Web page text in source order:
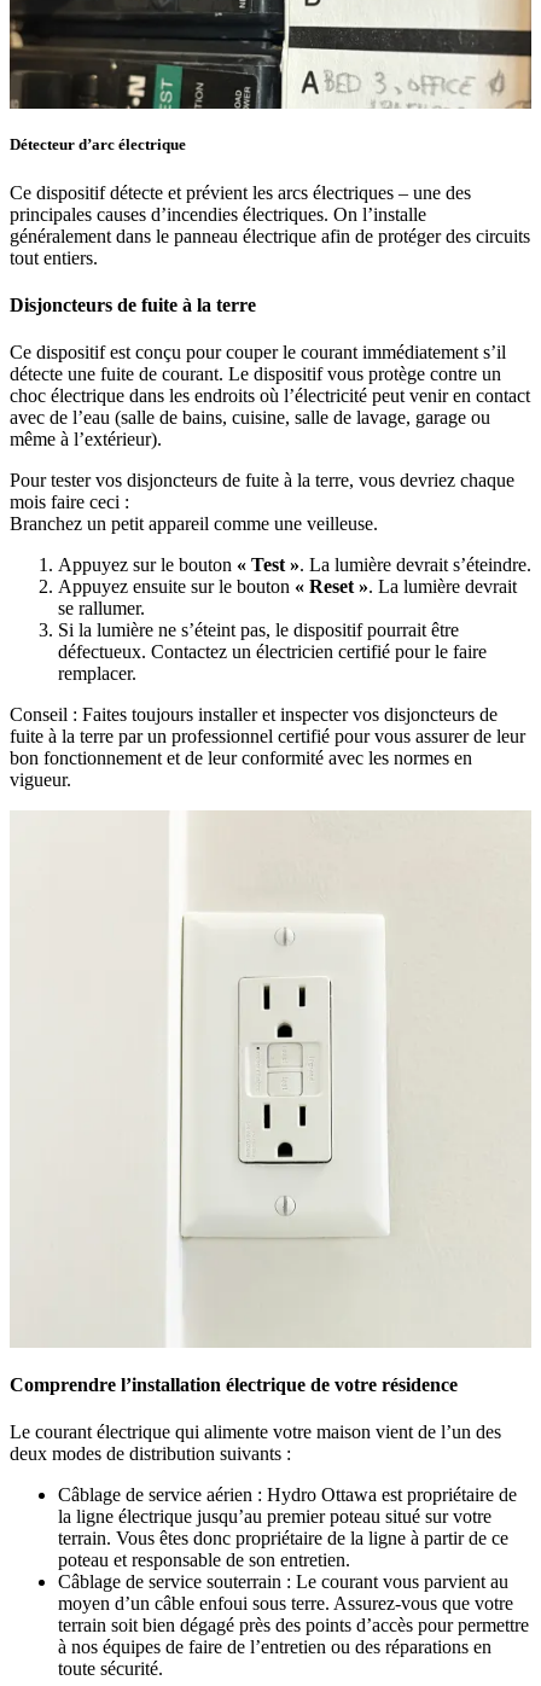
Détecteur d’arc électrique
Ce dispositif détecte et prévient les arcs électriques – une des
principales causes d’incendies électriques. On l’installe
généralement dans le panneau électrique afin de protéger des circuits
tout entiers.
Disjoncteurs de fuite à la terre
Ce dispositif est conçu pour couper le courant immédiatement s’il
détecte une fuite de courant. Le dispositif vous protège contre un
choc électrique dans les endroits où l’électricité peut venir en contact
avec de l’eau (salle de bains, cuisine, salle de lavage, garage ou
même à l’extérieur).
Pour tester vos disjoncteurs de fuite à la terre, vous devriez chaque
mois faire ceci :
Branchez un petit appareil comme une veilleuse.
Appuyez sur le bouton « Test ». La lumière devrait s’éteindre.
Appuyez ensuite sur le bouton « Reset ». La lumière devrait
se rallumer.
Si la lumière ne s’éteint pas, le dispositif pourrait être
défectueux. Contactez un électricien certifié pour le faire
remplacer.
Conseil : Faites toujours installer et inspecter vos disjoncteurs de
fuite à la terre par un professionnel certifié pour vous assurer de leur
bon fonctionnement et de leur conformité avec les normes en
vigueur.
Comprendre l’installation électrique de votre résidence
Le courant électrique qui alimente votre maison vient de l’un des
deux modes de distribution suivants :
Câblage de service aérien : Hydro Ottawa est propriétaire de
la ligne électrique jusqu’au premier poteau situé sur votre
terrain. Vous êtes donc propriétaire de la ligne à partir de ce
poteau et responsable de son entretien.
Câblage de service souterrain : Le courant vous parvient au
moyen d’un câble enfoui sous terre. Assurez-vous que votre
terrain soit bien dégagé près des points d’accès pour permettre
à nos équipes de faire de l’entretien ou des réparations en
toute sécurité.